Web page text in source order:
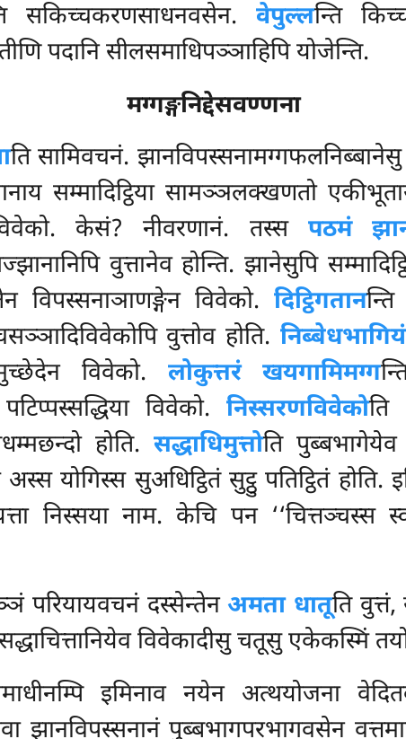
सकिच्चकरणसाधनवसेन.वेपुल्लन्ति
पदानि सीलसमाधिपञ्ञाहिपि योजेन्ति.
मग्गङ्गनिद्देसवण्णना
ति सामिवचनं. झानविपस्सनामग्गफलनिब्बानेसु
सम्मादिट्ठिया सामञ्ञलक्खणतो
केसं? नीवरणानं. तस्स पठमं
वुत्तानेव होन्ति. झानेसुपि
विपस्सनाञाणङ्गेन विवेको. दिट्ठिगतान
वुत्तोव होति.
विवेको. लोकुत्तरं खयगामिमग्ग
विवेको.निस्सरणविवेकोति
होति.सद्धाधिमुत्तोति पुब्बभागेयेव
योगिस्स सुअधिट्ठितं सुट्ठु पतिट्ठितं होति.
निस्सया नाम. केचि पन ‘‘चित्तञ्चस्स
परियायवचनं दस्सेन्तेन अमता धातूति
विवेकादीसु चतूसु एकेकस्मिं तयो
इमिनाव नयेन अत्थयोजना
पुब्बभागपरभागवसेन